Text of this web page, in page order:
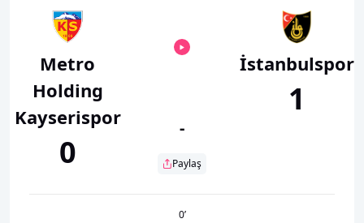
Metro
Holding
Kayserispor
0
-
Paylaş
İstanbulspor
1
0’